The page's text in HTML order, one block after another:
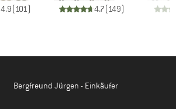
4.9( 101)
4.7( 149)
Bergfreund Jürgen - Einkäufer